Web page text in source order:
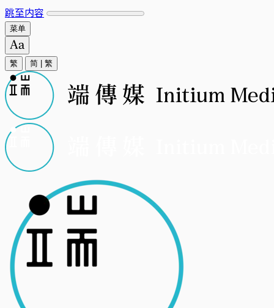
跳至内容
菜单
繁 简 繁